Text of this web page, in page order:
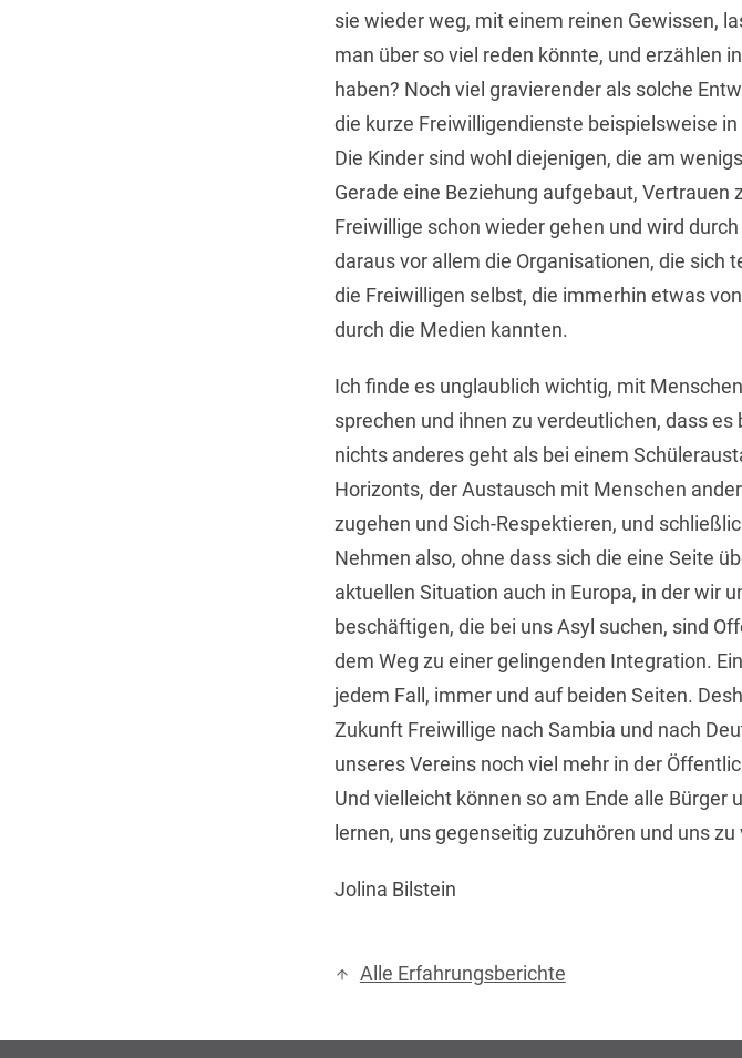
sie wieder weg, mit einem reinen Gewissen,
man über so viel reden könnte, und erzählen
haben? Noch viel gravierender als solche
die kurze Freiwilligendienste beispielsweise
Die Kinder sind wohl diejenigen, die am
Gerade eine Beziehung aufgebaut,
Freiwillige schon wieder gehen und wird
daraus vor allem die Organisationen, die sich
die Freiwilligen selbst, die immerhin etwas
durch die Medien kannten.
Ich finde es unglaublich wichtig, mit
sprechen und ihnen zu verdeutlichen, dass
nichts anderes geht als bei einem
Horizonts, der Austausch mit Menschen
zugehen und Sich-Respektieren, und
Nehmen also, ohne dass sich die eine Seite
aktuellen Situation auch in Europa, in der wir
beschäftigen, die bei uns Asyl suchen, sind
dem Weg zu einer gelingenden Integration.
jedem Fall, immer und auf beiden Seiten.
Zukunft Freiwillige nach Sambia und nach
unseres Vereins noch viel mehr in der
Und vielleicht können so am Ende alle
lernen, uns gegenseitig zuzuhören und uns
Jolina Bilstein
Alle Erfahrungsberichte